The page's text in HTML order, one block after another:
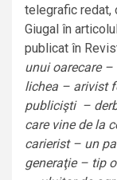
telegrafic redat,
Giugal în
publicat în
unui oarecare
lichea – arivist
publicişti –
care vine de la
carierist – un
generaţie – tip